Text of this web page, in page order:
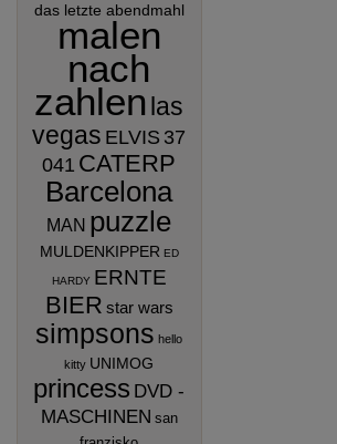
CHF 22.95 * CHF 16.95 *
das letzte abendmahl
malen
nach
zahlen las
vegas ELVIS 37
041 CATERP
Barcelona
MAN puzzle
MULDENKIPPER ED
HARDY ERNTE
BIER star wars
simpsons hello
kitty UNIMOG
princess DVD -
MASCHINEN san